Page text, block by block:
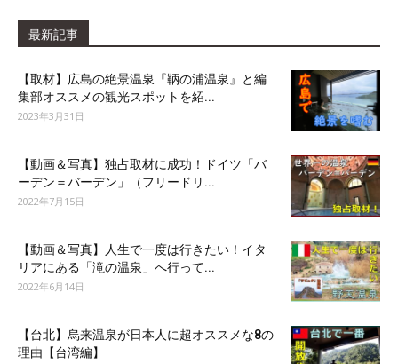
最新記事
【取材】広島の絶景温泉『鞆の浦温泉』と編
集部オススメの観光スポットを紹...
2023年3月31日
【動画＆写真】独占取材に成功！ドイツ「バ
ーデン＝バーデン」（フリードリ...
2022年7月15日
【動画＆写真】人生で一度は行きたい！イタ
リアにある「滝の温泉」へ行って...
2022年6月14日
【台北】烏来温泉が日本人に超オススメな8の
理由【台湾編】